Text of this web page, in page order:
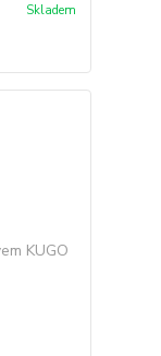
Skladem